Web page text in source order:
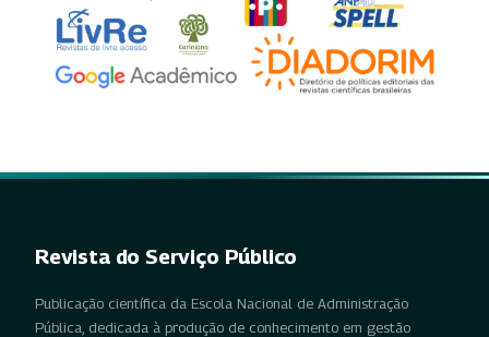
Revista do Serviço Público
Publicação científica da Escola Nacional de Administração
Pública, dedicada à produção de conhecimento em gestão